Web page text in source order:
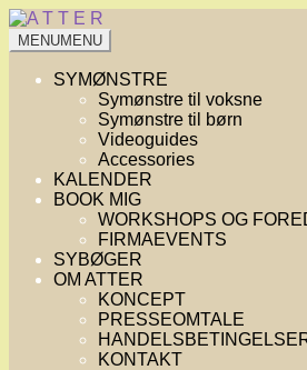
Spring
til
navigation
Spring
til
indhold
MENUMENU
SYMØNSTRE
Symønstre til voksne
Symønstre til børn
Videoguides
Accessories
KALENDER
BOOK MIG
WORKSHOPS OG
FIRMAEVENTS
SYBØGER
OM ATTER
KONCEPT
PRESSEOMTALE
KONTAKT